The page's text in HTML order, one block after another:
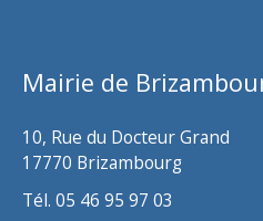
Mairie de
10, Rue du Docteur Grand
17770 Brizambourg
Tél. 05 46 95 97 03